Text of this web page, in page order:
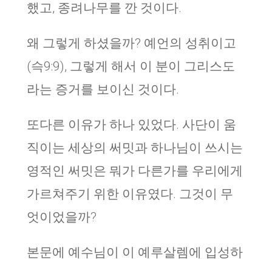
했고, 종려나무를 깐 것이다.
왜 그렇게 하셨을까? 예언의 성취이고
(슥9:9), 그렇게 해서 이 분이 그리스도
라는 증거를 보이신 것이다.
또다른 이유가 하나 있었다. 사단이 움
직이는 세상의 써밋과 하나님이 쓰시는
영적인 써밋은 뭐가 다른가를 우리에게
가르쳐주기 위한 이유였다. 그것이 무
엇이었을까?
본문에 예수님이 이 예루살렘에 입성하